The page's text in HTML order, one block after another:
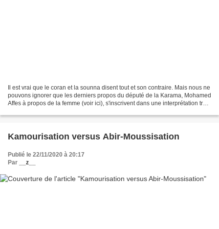
Il est vrai que le coran et la sounna disent tout et son contraire. Mais nous ne
pouvons ignorer que les derniers propos du député de la Karama, Mohamed
Affes à propos de la femme (voir ici), s'inscrivent dans une interprétation très
Kamourisation versus Abir-Moussisation
Publié le 22/11/2020 à 20:17
Par
__z__